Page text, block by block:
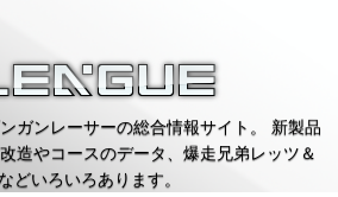
ガンレーサーの総合情報サイト。 新製品
造やコースのデータ、爆走兄弟レッツ＆
どいろいろあります。